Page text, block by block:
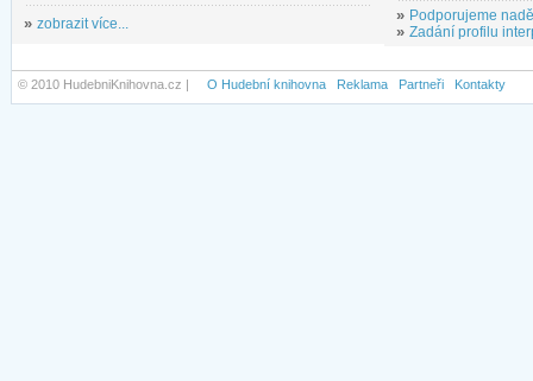
» zobrazit více... » Podporujeme
» Zadání profilu
© 2010 HudebniKnihovna.cz | O Hudební knihovna Reklama Partneři Kontakty